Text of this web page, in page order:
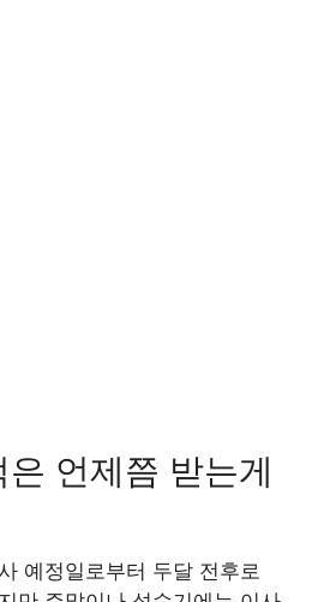
언제쯤 받는게
예정일로부터 두달 전후로